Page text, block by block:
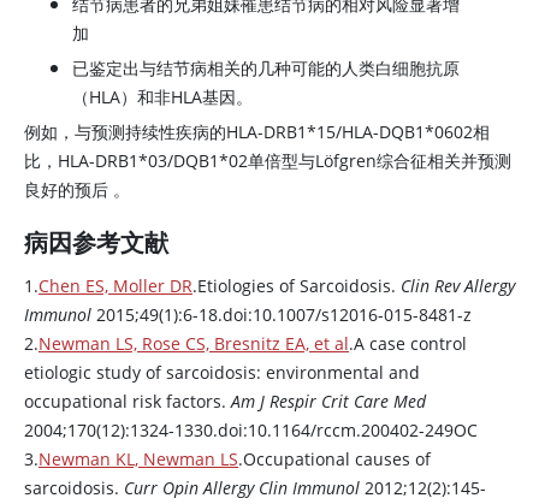
加
已鉴定出与结节病相关的几种可能的人类白细胞抗原
（HLA）和非HLA基因。
例如，与预测持续性疾病的HLA-DRB1*15/HLA-DQB1*0602相
比，HLA-DRB1*03/DQB1*02单倍型与Löfgren综合征相关并预测
良好的预后 。
病因参考文献
1.Chen ES, Moller DR.Etiologies of Sarcoidosis. Clin Rev Allergy
Immunol 2015;49(1):6-18.doi:10.1007/s12016-015-8481-z
2.Newman LS, Rose CS, Bresnitz EA, et al.A case control
etiologic study of sarcoidosis: environmental and
occupational risk factors.Am J Respir Crit Care Med
2004;170(12):1324-1330.doi:10.1164/rccm.200402-249OC
3.Newman KL, Newman LS.Occupational causes of
sarcoidosis. Curr Opin Allergy Clin Immunol 2012;12(2):145-